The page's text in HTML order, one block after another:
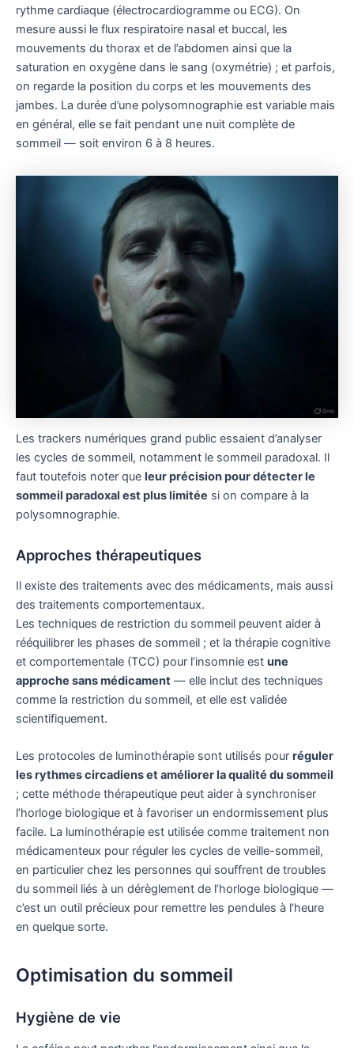
rythme cardiaque (électrocardiogramme ou ECG). On
mesure aussi le flux respiratoire nasal et buccal, les
mouvements du thorax et de l’abdomen ainsi que la
saturation en oxygène dans le sang (oxymétrie) ; et parfois,
on regarde la position du corps et les mouvements des
jambes. La durée d’une polysomnographie est variable mais
en général, elle se fait pendant une nuit complète de
sommeil — soit environ 6 à 8 heures.
Les trackers numériques grand public essaient d’analyser
les cycles de sommeil, notamment le sommeil paradoxal. Il
faut toutefois noter que leur précision pour détecter le
sommeil paradoxal est plus limitée si on compare à la
polysomnographie.
Approches thérapeutiques
Il existe des traitements avec des médicaments, mais aussi
des traitements comportementaux.
Les techniques de restriction du sommeil peuvent aider à
rééquilibrer les phases de sommeil ; et la thérapie cognitive
et comportementale (TCC) pour l’insomnie est une
approche sans médicament — elle inclut des techniques
comme la restriction du sommeil, et elle est validée
scientifiquement.
Les protocoles de luminothérapie sont utilisés pour réguler
les rythmes circadiens et améliorer la qualité du sommeil
; cette méthode thérapeutique peut aider à synchroniser
l’horloge biologique et à favoriser un endormissement plus
facile. La luminothérapie est utilisée comme traitement non
médicamenteux pour réguler les cycles de veille-sommeil,
en particulier chez les personnes qui souffrent de troubles
du sommeil liés à un dérèglement de l’horloge biologique —
c’est un outil précieux pour remettre les pendules à l’heure
en quelque sorte.
Optimisation du sommeil
Hygiène de vie